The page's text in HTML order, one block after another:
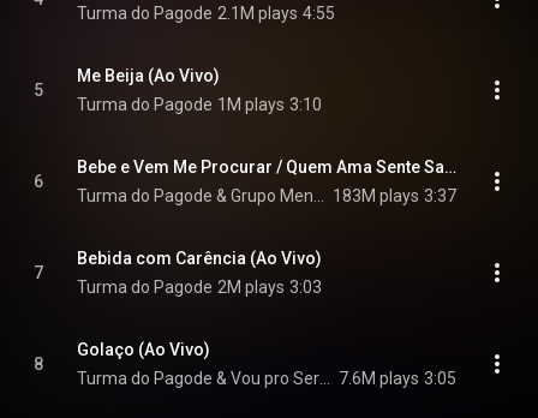
Turma do Pagode 2.1M plays 4:55
5
Me Beija (Ao Vivo)
Turma do Pagode 1M plays 3:10
6
Bebe e Vem Me Procurar / Quem Ama Sente Saudade (Ao Vivo)
183M plays 3:37
7
Bebida com Carência (Ao Vivo)
Turma do Pagode 2M plays 3:03
8
Golaço (Ao Vivo)
7.6M plays 3:05